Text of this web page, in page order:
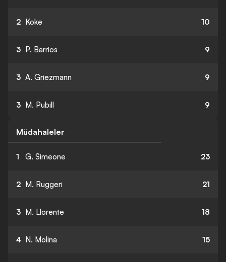
2 Koke 10
3 P. Barrios 9
3 A. Griezmann 9
3 M. Pubill 9
Müdahaleler
1 G. Simeone 23
2 M. Ruggeri 21
3 M. Llorente 18
4 N. Molina 15